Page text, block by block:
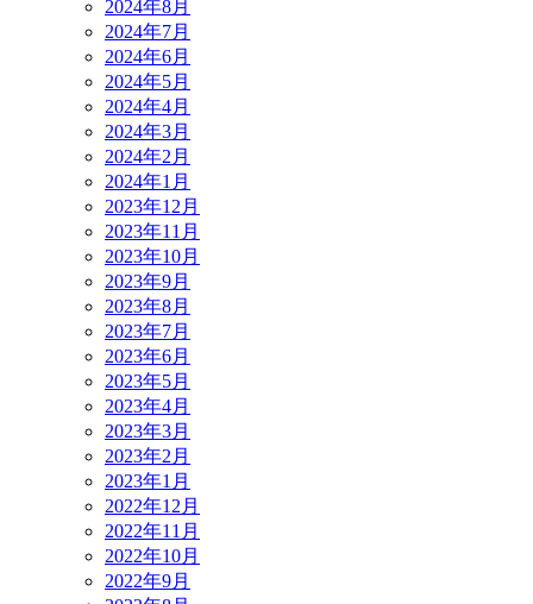
2024年8月
2024年7月
2024年6月
2024年5月
2024年4月
2024年3月
2024年2月
2024年1月
2023年12月
2023年11月
2023年10月
2023年9月
2023年8月
2023年7月
2023年6月
2023年5月
2023年4月
2023年3月
2023年2月
2023年1月
2022年12月
2022年11月
2022年10月
2022年9月